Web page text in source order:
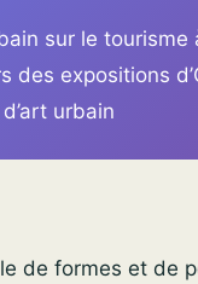
sur le
des expositions
urbain
de formes et de